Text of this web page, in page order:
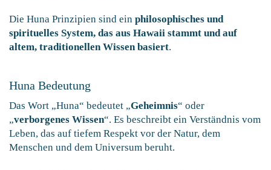
Die Huna Prinzipien sind ein philosophisches und
spirituelles System, das aus Hawaii stammt und auf
altem, traditionellen Wissen basiert.
Huna Bedeutung
Das Wort „Huna“ bedeutet „Geheimnis“ oder
„verborgenes Wissen“. Es beschreibt ein Verständnis vom
Leben, das auf tiefem Respekt vor der Natur, dem
Menschen und dem Universum beruht.